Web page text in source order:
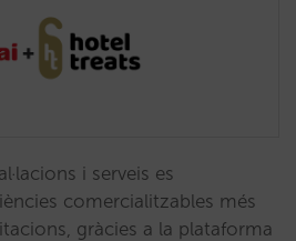
i serveis es
comercialitzables més
gràcies a la plataforma